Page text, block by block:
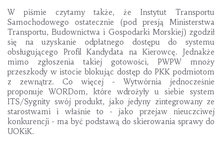
W piśmie czytamy także, że Instytut Transportu
Samochodowego ostatecznie (pod presją Ministerstwa
Transportu, Budownictwa i Gospodarki Morskiej) zgodził
się na uzyskanie odpłatnego dostępu do systemu
obsługującego Profil Kandydata na Kierowcę. Jednakże
mimo zgłoszenia takiej gotowości, PWPW mnoży
przeszkody w istocie blokując dostęp do PKK podmiotom
z zewnątrz. Co więcej - Wytwórnia jednocześnie
proponuje WORDom, które wdrożyły u siebie system
ITS/Sygnity swój produkt, jako jedyny zintegrowany ze
starostwami i właśnie to - jako przejaw nieuczciwej
konkurencji - ma być podstawą do skierowania sprawy do
UOKiK.